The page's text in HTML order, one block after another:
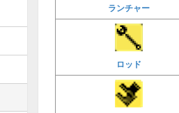
ランチャー
ロッド